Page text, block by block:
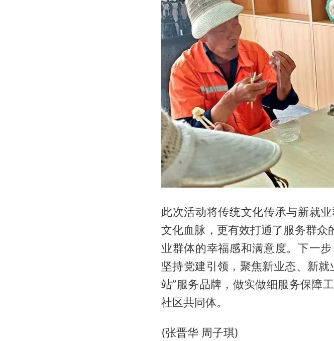
此次活动将传统文化传承与新就
文化血脉，更有效打通了服务群众
业群体的幸福感和满意度。下一
坚持党建引领，聚焦新业态、新
站”服务品牌，做实做细服务保障
社区共同体。
(张晋华 周子琪)